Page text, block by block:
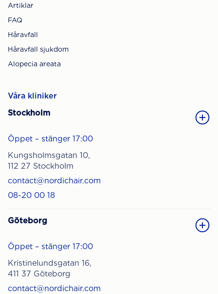
Artiklar
FAQ
Håravfall
Håravfall sjukdom
Alopecia areata
Våra kliniker
Stockholm
Öppet – stänger 17:00
Kungsholmsgatan 10,
112 27 Stockholm
contact@nordichair.com
08-20 00 18
Göteborg
Öppet – stänger 17:00
Kristinelundsgatan 16,
411 37 Göteborg
contact@nordichair.com